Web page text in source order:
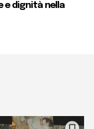
e dignità nella